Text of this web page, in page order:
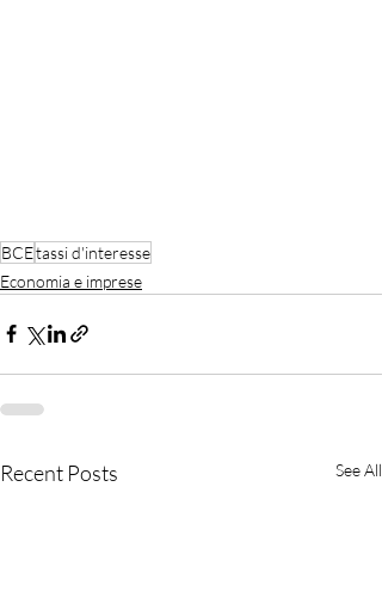
BCEtassi d'interesse
Economia e imprese
Recent Posts See All